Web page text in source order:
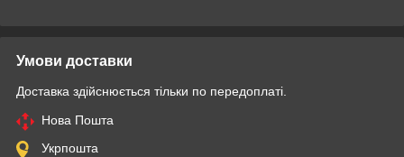
Умови доставки
Доставка здійснюється тільки по передоплаті.
Нова Пошта
Укрпошта